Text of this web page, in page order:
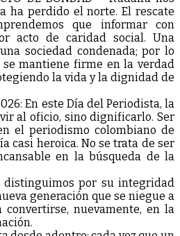
ha perdido el norte. El rescate
que informar con
acto de caridad social. Una
sociedad condenada; por lo
mantiene firme en la verdad
la vida y la dignidad de
En este Día del Periodista, la
al oficio, sino dignificarlo. Ser
el periodismo colombiano de
casi heroica. No se trata de ser
en la búsqueda de la
distinguimos por su integridad
generación que se niegue a
nuevamente, en la